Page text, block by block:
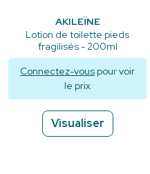
AKILEÏNE
Lotion de toilette pieds
fragilisés - 200ml
Connectez-vous pour voir
le prix
Visualiser